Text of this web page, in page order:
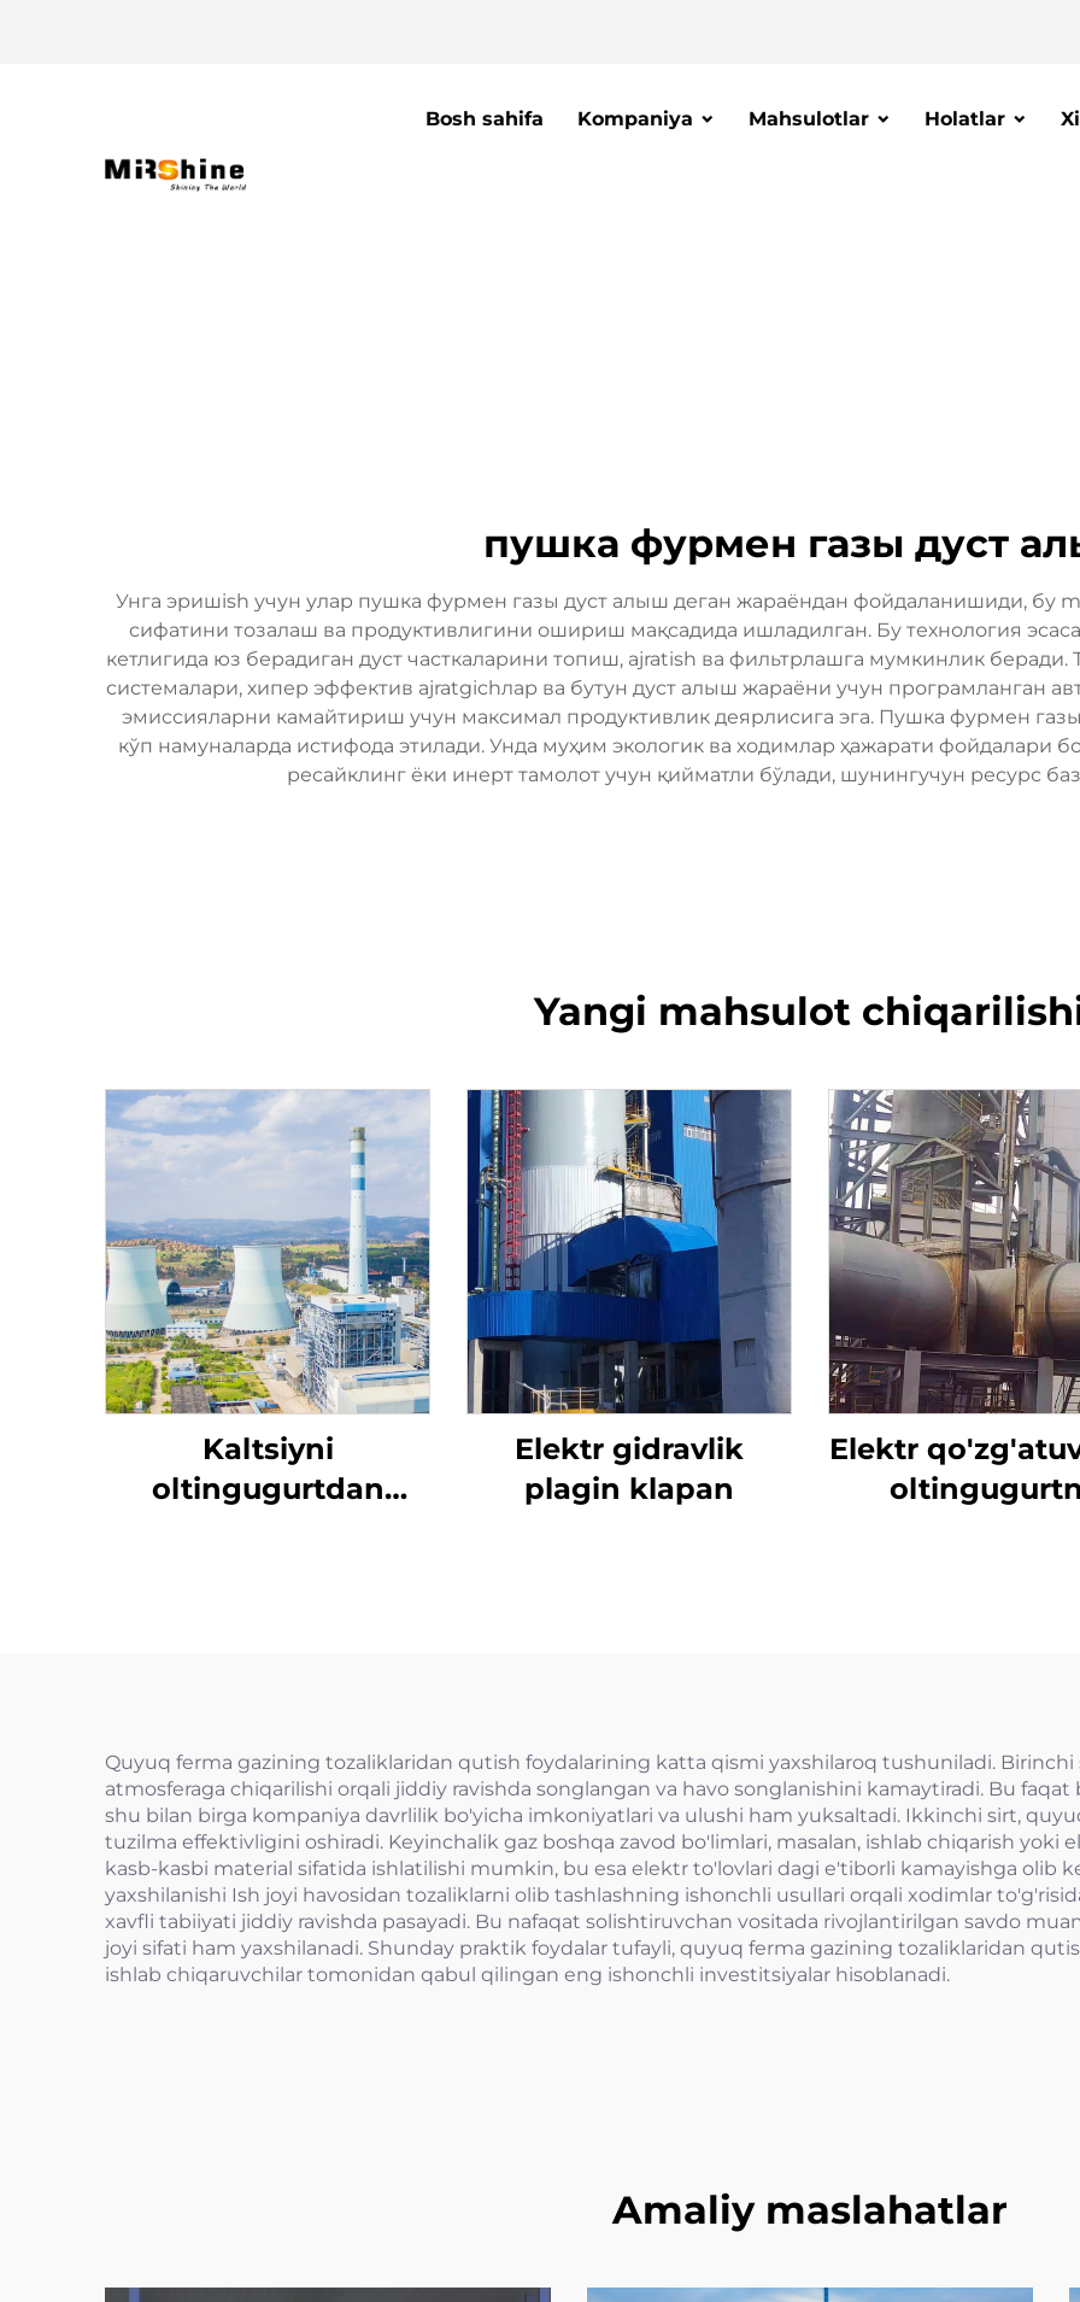
Bosh sahifa Kompaniya Mahsulotlar Holatlar
пушка фурмен газы дуст
Унга эришish учун улар пушка фурмен газы дуст алыш деган жараёндан фойдаланишиди, бу
сифатини тозалаш ва продуктивлигини ошириш мақсадида ишладилган. Бу технология
кетлигида юз берадиган дуст часткаларини топиш, ajratish ва фильтрлашга мумкинлик беради.
системалари, хипер эффектив ajratgichлар ва бутун дуст алыш жараёни учун програмланган
эмиссияларни камайтириш учун максимал продуктивлик деярлисига эга. Пушка фурмен
кўп намуналарда истифода этилади. Унда муҳим экологик ва ходимлар ҳажарати фойдалари
ресайклинг ёки инерт тамолот учун қийматли бўлади, шунингучун ресурс
Yangi mahsulot
Kaltsiyni
oltingugurtdan
Elektr gidravlik
plagin klapan
Elektr
Quyuq ferma gazining tozaliklaridan qutish foydalarining katta qismi yaxshilaroq tushuniladi.
atmosferaga chiqarilishi orqali jiddiy ravishda songlangan va havo songlanishini kamaytiradi. Bu
shu bilan birga kompaniya davrlilik bo'yicha imkoniyatlari va ulushi ham yuksaltadi. Ikkinchi sirt,
tuzilma effektivligini oshiradi. Keyinchalik gaz boshqa zavod bo'limlari, masalan, ishlab chiqarish yoki
kasb-kasbi material sifatida ishlatilishi mumkin, bu esa elektr to'lovlari dagi e'tiborli kamayishga olib
yaxshilanishi Ish joyi havosidan tozaliklarni olib tashlashning ishonchli usullari orqali xodimlar
xavfli tabiiyati jiddiy ravishda pasayadi. Bu nafaqat solishtiruvchan vositada rivojlantirilgan savdo
joyi sifati ham yaxshilanadi. Shunday praktik foydalar tufayli, quyuq ferma gazining tozaliklaridan
ishlab chiqaruvchilar tomonidan qabul qilingan eng ishonchli investitsiyalar hisoblanadi.
Amaliy maslahatlar